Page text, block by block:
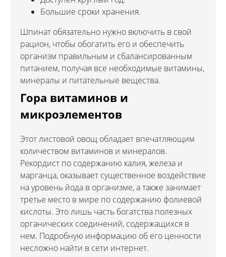
Большие сроки хранения.
Шпинат обязательно нужно включить в свой
рацион, чтобы обогатить его и обеспечить
организм правильным и сбалансированным
питанием, получая все необходимые витамины,
минералы и питательные вещества.
Гора витаминов и
микроэлементов
Этот листовой овощ обладает впечатляющим
количеством витаминов и минералов.
Рекордист по содержанию калия, железа и
марганца, оказывает существенное воздействие
на уровень йода в организме, а также занимает
третье место в мире по содержанию фолиевой
кислоты. Это лишь часть богатства полезных
органических соединений, содержащихся в
нем. Подробную информацию об его ценности
несложно найти в сети интернет.